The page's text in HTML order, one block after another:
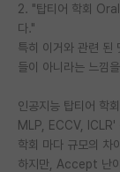
커리어
유학교육
반도체 아카데미
재팬라운지 🌸
2. "탑티어 학회
다."
특히 이거와 관련 된
들이 아니라는 느낌
인공지능 탑티어
MLP, ECCV, ICLR'
학회 마다 규모의 차
하지만, Accept 난